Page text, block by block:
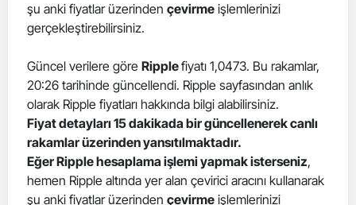
şu anki fiyatlar üzerinden çevirme işlemlerinizi
gerçekleştirebilirsiniz.
Güncel verilere göre Ripplefiyatı 1,0473. Bu rakamlar,
20:26 tarihinde güncellendi. Ripple sayfasından anlık
olarak Ripple fiyatları hakkında bilgi alabilirsiniz.
Fiyat detayları 15 dakikada bir güncellenerek canlı
rakamlar üzerinden yansıtılmaktadır.
Eğer Ripple hesaplama işlemi yapmak isterseniz,
hemen Ripple altında yer alan çevirici aracını kullanarak
şu anki fiyatlar üzerinden çevirme işlemlerinizi